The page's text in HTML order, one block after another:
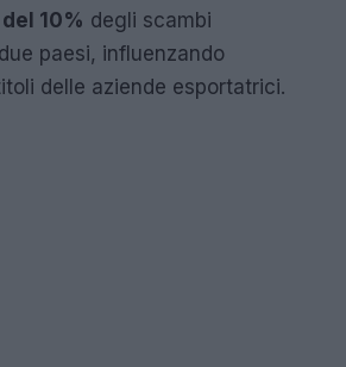
10% degli scambi
paesi, influenzando
delle aziende esportatrici.